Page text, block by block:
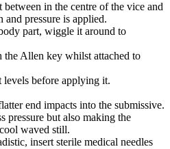
in the centre of the vice and
pressure is applied.
part, wiggle it around to
the Allen key whilst attached to
levels before applying it.
end impacts into the submissive.
pressure but also making the
waved still.
insert sterile medical needles